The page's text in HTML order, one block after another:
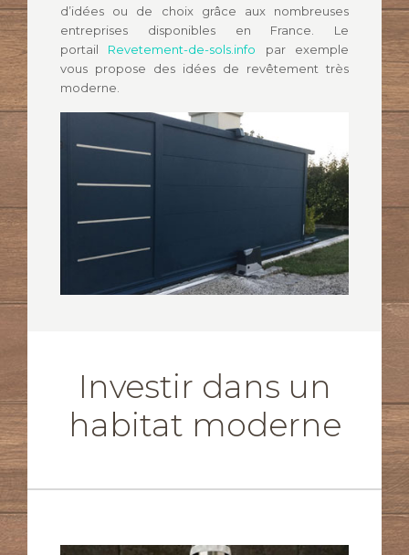
d’idées ou de choix grâce aux nombreuses
entreprises disponibles en France. Le
portail Revetement-de-sols.info par exemple
vous propose des idées de revêtement très
moderne.
Investir dans un
habitat moderne